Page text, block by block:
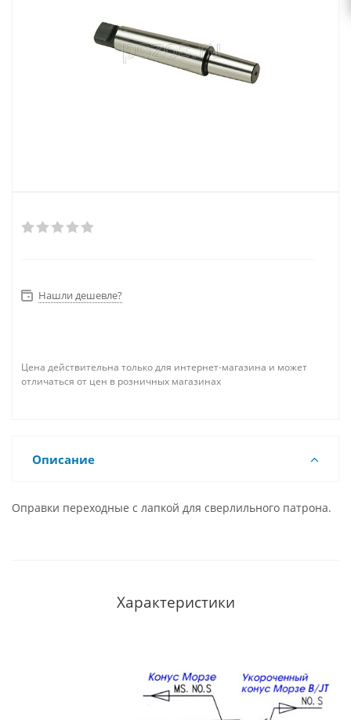
Нашли дешевле?
Цена действительна только для интернет-магазина и может
отличаться от цен в розничных магазинах
Описание
Оправки переходные c лапкой для сверлильного патрона.
Характеристики